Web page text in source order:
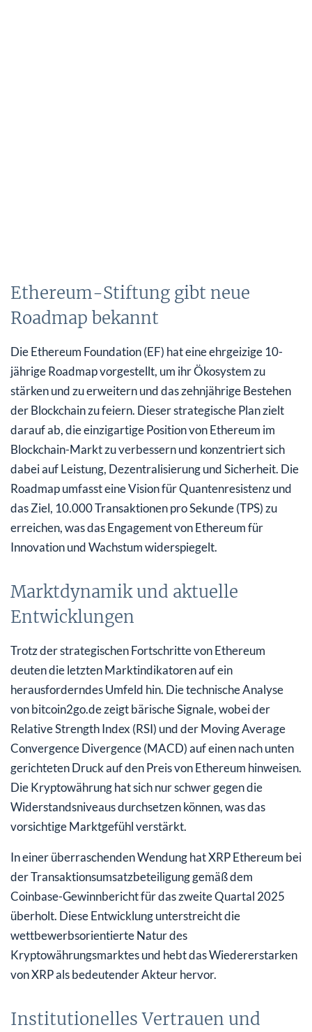
Ethereum-Stiftung gibt neue
Roadmap bekannt
Die Ethereum Foundation (EF) hat eine ehrgeizige 10-
jährige Roadmap vorgestellt, um ihr Ökosystem zu
stärken und zu erweitern und das zehnjährige Bestehen
der Blockchain zu feiern. Dieser strategische Plan zielt
darauf ab, die einzigartige Position von Ethereum im
Blockchain-Markt zu verbessern und konzentriert sich
dabei auf Leistung, Dezentralisierung und Sicherheit. Die
Roadmap umfasst eine Vision für Quantenresistenz und
das Ziel, 10.000 Transaktionen pro Sekunde (TPS) zu
erreichen, was das Engagement von Ethereum für
Innovation und Wachstum widerspiegelt.
Marktdynamik und aktuelle
Entwicklungen
Trotz der strategischen Fortschritte von Ethereum
deuten die letzten Marktindikatoren auf ein
herausforderndes Umfeld hin. Die technische Analyse
von bitcoin2go.de zeigt bärische Signale, wobei der
Relative Strength Index (RSI) und der Moving Average
Convergence Divergence (MACD) auf einen nach unten
gerichteten Druck auf den Preis von Ethereum hinweisen.
Die Kryptowährung hat sich nur schwer gegen die
Widerstandsniveaus durchsetzen können, was das
vorsichtige Marktgefühl verstärkt.
In einer überraschenden Wendung hat XRP Ethereum bei
der Transaktionsumsatzbeteiligung gemäß dem
Coinbase-Gewinnbericht für das zweite Quartal 2025
überholt. Diese Entwicklung unterstreicht die
wettbewerbsorientierte Natur des
Kryptowährungsmarktes und hebt das Wiedererstarken
von XRP als bedeutender Akteur hervor.
Institutionelles Vertrauen und